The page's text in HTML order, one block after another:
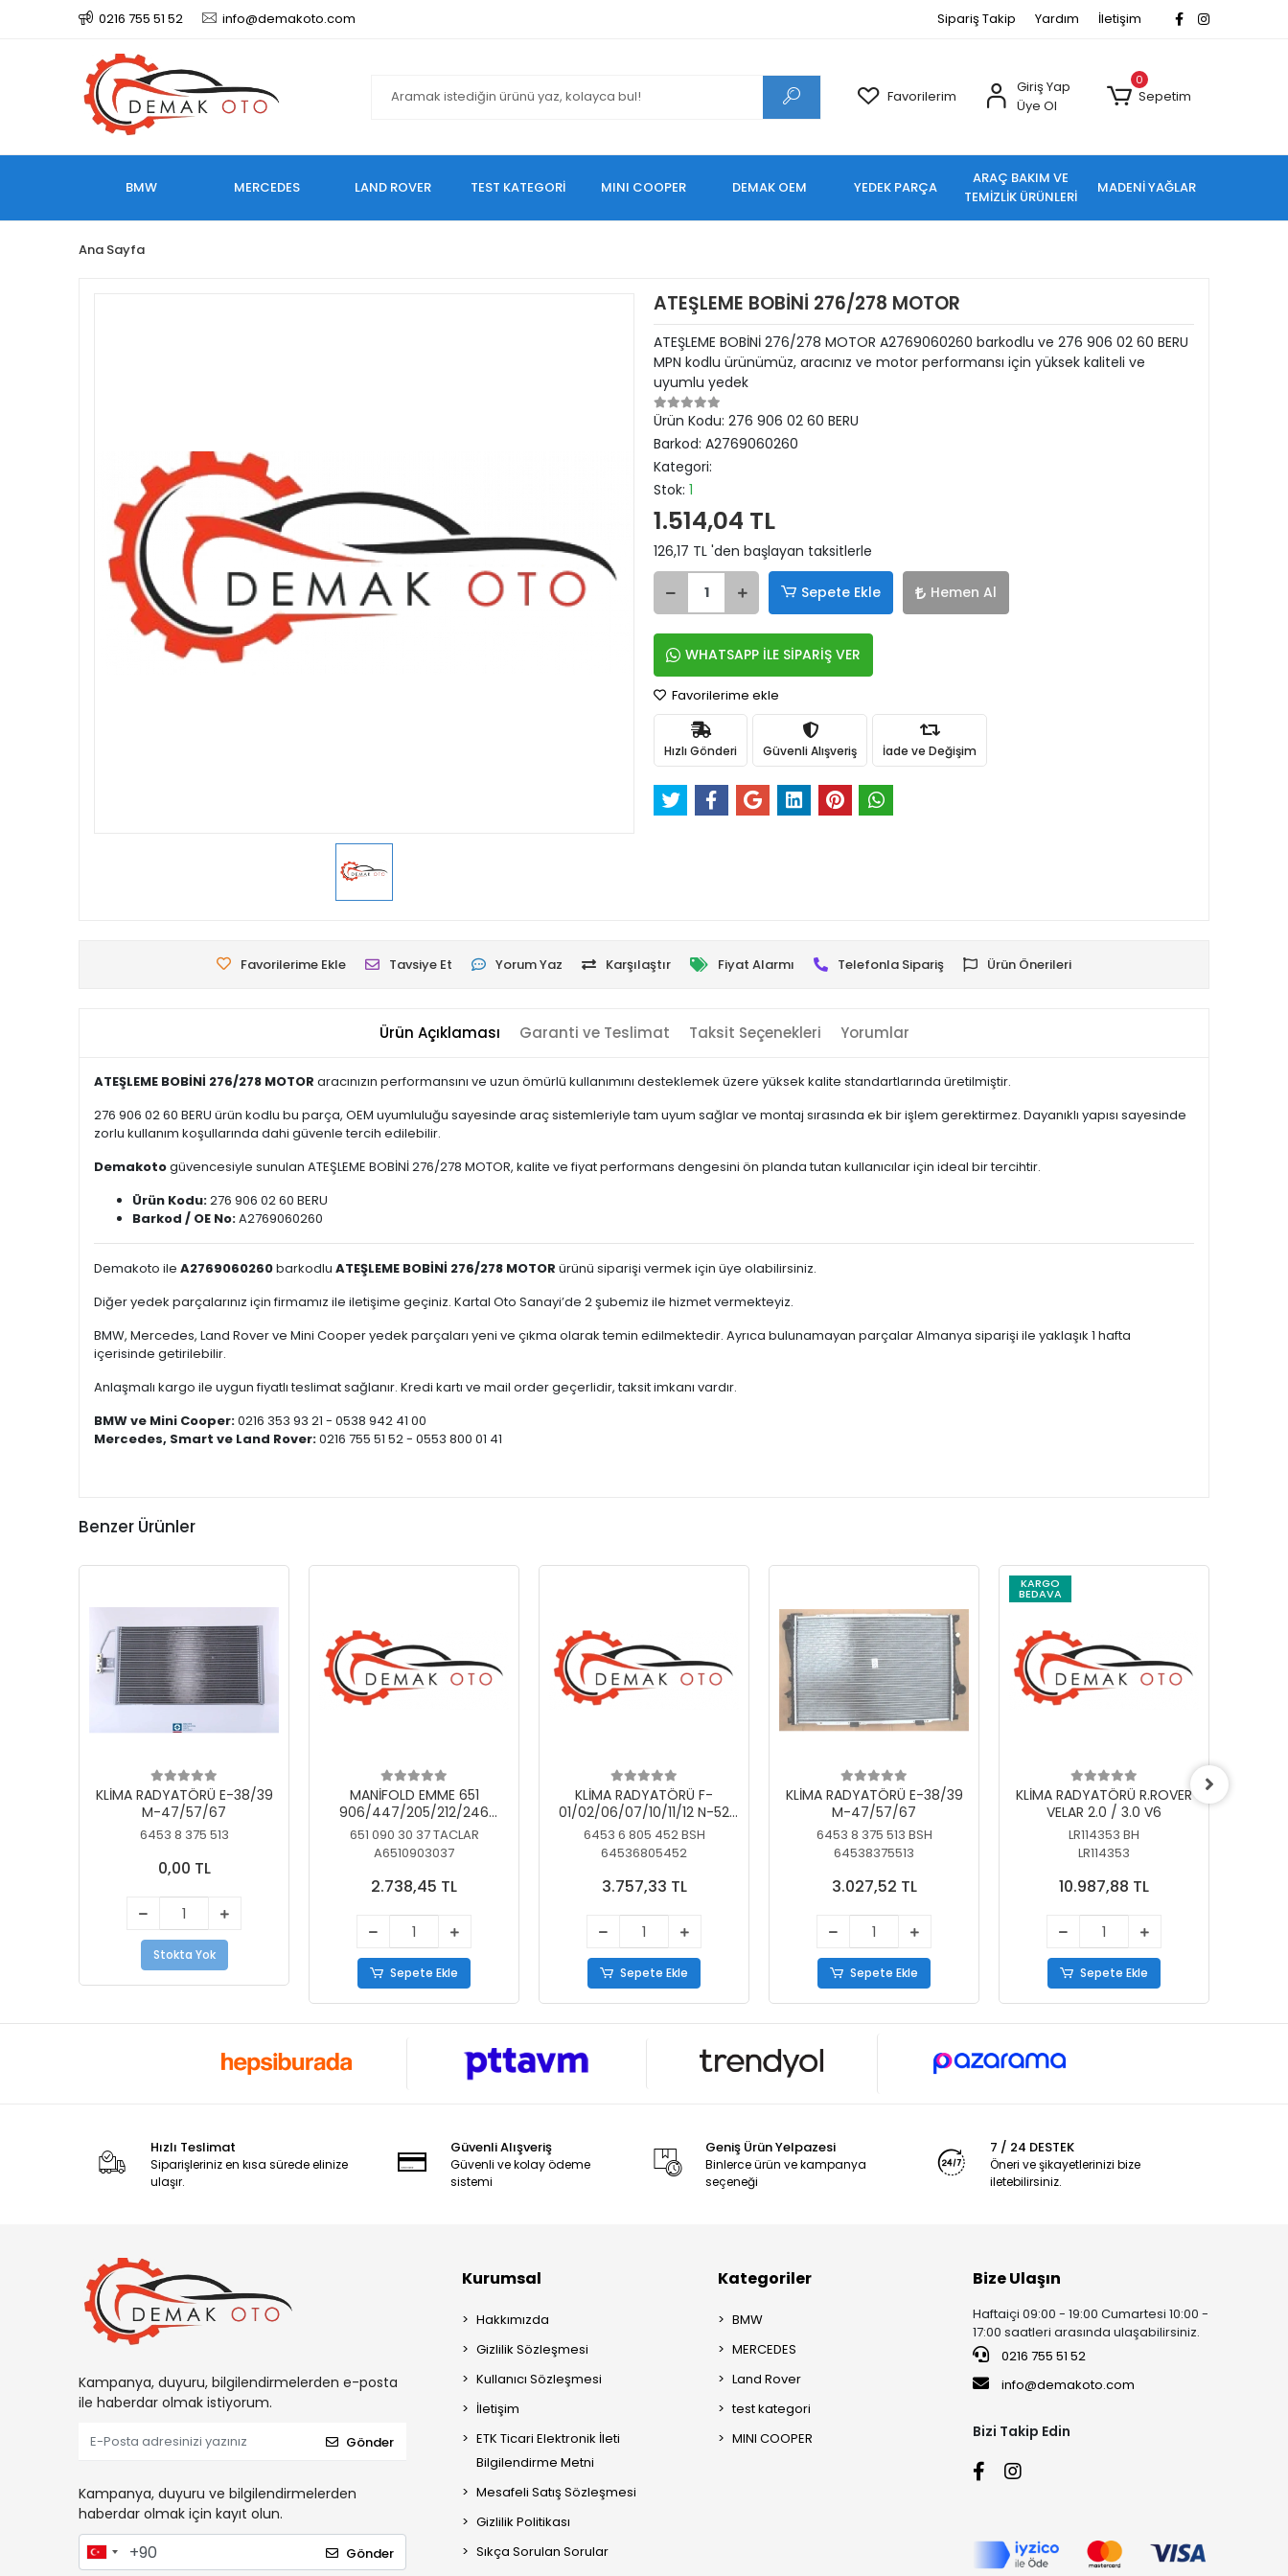
0216 755 51 52 info@demakoto.com Sipariş Takip Yardım İletişim
Favorilerim
Giriş Yap
Üye Ol
0
Sepetim
BMW MERCEDES LAND ROVER TEST KATEGORİ MINI COOPER DEMAK OEM YEDEK PARÇA
ARAÇ BAKIM VE
TEMİZLİK ÜRÜNLERİ
MADENİ YAĞLAR
Ana Sayfa
ATEŞLEME BOBİNİ 276/278 MOTOR
ATEŞLEME BOBİNİ 276/278 MOTOR A2769060260 barkodlu ve 276 906 02 60 BERU
MPN kodlu ürünümüz, aracınız ve motor performansı için yüksek kaliteli ve
uyumlu yedek
Ürün Kodu: 276 906 02 60 BERU
Barkod: A2769060260
Kategori:
Stok: 1
1.514,04 TL
126,17 TL 'den başlayan taksitlerle
Sepete Ekle Hemen Al
WHATSAPP İLE SİPARİŞ VER
Favorilerime ekle
Hızlı Gönderi Güvenli Alışveriş İade ve Değişim
Favorilerime Ekle Tavsiye Et Yorum Yaz Karşılaştır Fiyat Alarmı Telefonla Sipariş Ürün Önerileri
Ürün Açıklaması Garanti ve Teslimat Taksit Seçenekleri Yorumlar
ATEŞLEME BOBİNİ 276/278 MOTOR aracınızın performansını ve uzun ömürlü kullanımını desteklemek üzere yüksek kalite standartlarında üretilmiştir.
276 906 02 60 BERU ürün kodlu bu parça, OEM uyumluluğu sayesinde araç sistemleriyle tam uyum sağlar ve montaj sırasında ek bir işlem gerektirmez. Dayanıklı yapısı sayesinde
zorlu kullanım koşullarında dahi güvenle tercih edilebilir.
Demakotogüvencesiyle sunulan ATEŞLEME BOBİNİ 276/278 MOTOR, kalite ve fiyat performans dengesini ön planda tutan kullanıcılar için ideal bir tercihtir.
Ürün Kodu:276 906 02 60 BERU
Barkod / OE No:A2769060260
Demakoto ile A2769060260barkodlu ATEŞLEME BOBİNİ 276/278 MOTOR ürünü siparişi vermek için üye olabilirsiniz.
Diğer yedek parçalarınız için firmamız ile iletişime geçiniz. Kartal Oto Sanayi’de 2 şubemiz ile hizmet vermekteyiz.
BMW, Mercedes, Land Rover ve Mini Cooper yedek parçaları yeni ve çıkma olarak temin edilmektedir. Ayrıca bulunamayan parçalar Almanya siparişi ile yaklaşık 1 hafta
içerisinde getirilebilir.
Anlaşmalı kargo ile uygun fiyatlı teslimat sağlanır. Kredi kartı ve mail order geçerlidir, taksit imkanı vardır.
BMW ve Mini Cooper:0216 353 93 21 - 0538 942 41 00
Mercedes, Smart ve Land Rover:0216 755 51 52 - 0553 800 01 41
Benzer Ürünler
KLİMA RADYATÖRÜ E-38/39
M-47/57/67
6453 8 375 513
0,00 TL
Stokta Yok
MANİFOLD EMME 651
906/447/205/212/246
KELEBEKSİZ
651 090 30 37 TACLAR
A6510903037
2.738,45 TL
Sepete Ekle
KLİMA RADYATÖRÜ F-
01/02/06/07/10/11/12 N-52
N/N-53/57/63
6453 6 805 452 BSH
64536805452
3.757,33 TL
Sepete Ekle
KLİMA RADYATÖRÜ E-38/39
M-47/57/67
6453 8 375 513 BSH
64538375513
3.027,52 TL
Sepete Ekle
KARGO
BEDAVA
KLİMA RADYATÖRÜ R.ROVER
VELAR 2.0 / 3.0 V6
LR114353 BH
LR114353
10.987,88 TL
Sepete Ekle
Hızlı Teslimat
Siparişleriniz en kısa sürede elinize
ulaşır.
Güvenli Alışveriş
Güvenli ve kolay ödeme
sistemi
Geniş Ürün Yelpazesi
Binlerce ürün ve kampanya
seçeneği
7 / 24 DESTEK
Öneri ve şikayetlerinizi bize
iletebilirsiniz.
Kampanya, duyuru, bilgilendirmelerden e-posta
ile haberdar olmak istiyorum.
Gönder
Kampanya, duyuru ve bilgilendirmelerden
haberdar olmak için kayıt olun.
Gönder
Kurumsal
Hakkımızda
Gizlilik Sözleşmesi
Kullanıcı Sözleşmesi
İletişim
ETK Ticari Elektronik İleti
Bilgilendirme Metni
Mesafeli Satış Sözleşmesi
Gizlilik Politikası
Sıkça Sorulan Sorular
Kategoriler
BMW
MERCEDES
Land Rover
test kategori
MINI COOPER
Bize Ulaşın
Haftaiçi 09:00 - 19:00 Cumartesi 10:00 -
17:00 saatleri arasında ulaşabilirsiniz.
0216 755 51 52
info@demakoto.com
Bizi Takip Edin